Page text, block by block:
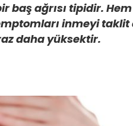
baş ağrısı tipidir.
inmeyi taklit
daha yüksektir.